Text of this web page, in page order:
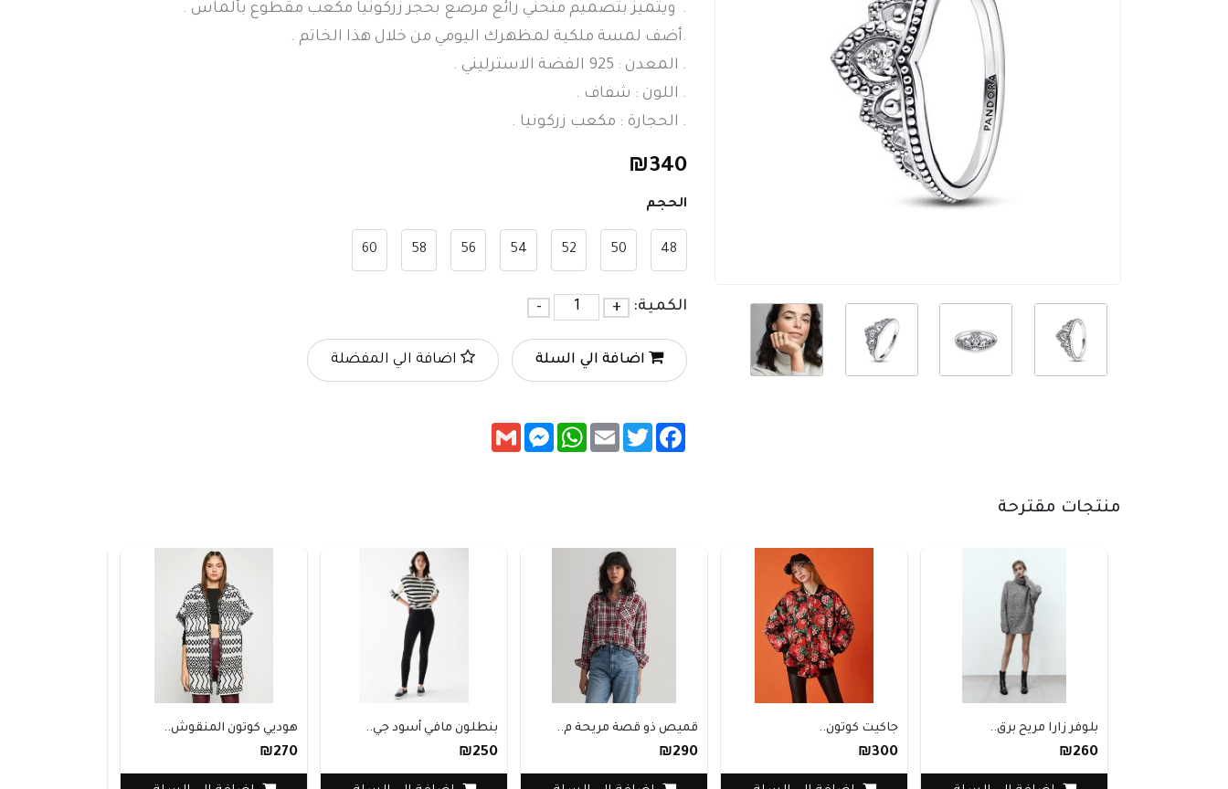
. ويتميز بتصميم منحني رائع مرصع بحجر زركونيا مكعب مقطوع بألماس .
.أضف لمسة ملكية لمظهرك اليومي من خلال هذا الخاتم .
. المعدن : 925 الفضة الاسترليني .
. اللون : شفاف .
. الحجارة : مكعب زركونيا .
₪340
الحجم
48
50
52
54
56
58
60
الكمية: +
-
اضافة الي السلة اضافة الي المفضلة
Facebook
Twitter
Email
WhatsApp
Messenger
Gmail
منتجات مقترحة
بلوفر زارا مريح برق..
₪260
جاكيت كوتون..
₪300
قميص ذو قصة مريحة م..
₪290
بنطلون مافي أسود جي..
₪250
هوديي كوتون المنقوش..
₪270